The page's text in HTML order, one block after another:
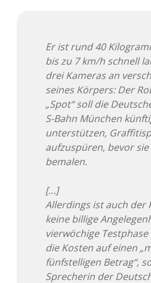
Er ist rund 40
bis zu 7 km/h schnell
drei Kameras an
seines Körpers: Der
„Spot“ soll die
S-Bahn München
unterstützen,
aufzuspüren, bevor
bemalen.
[…]
Allerdings ist auch der
keine billige
vierwöchige
die Kosten auf einen
fünfstelligen Betrag“,
Sprecherin der